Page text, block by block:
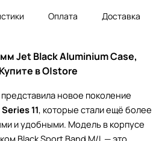
Оплата Доставка
Jet Black Aluminium Case,
в O|store
новое поколение
11, которые стали ещё более
и удобными. Модель в корпусе
Black Sport Band M/L — это